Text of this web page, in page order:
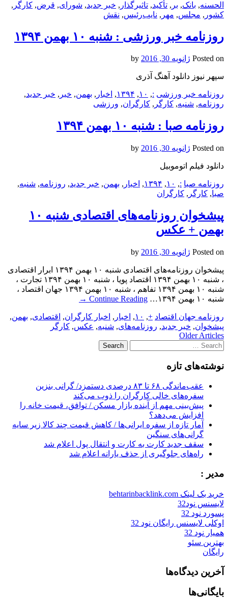
الحسنه, بانک, بر , تأکید, تاثیرگذار , خبر جدید, شورای, قرض, کارگر ,
کشور , مجلس, مهر , نایب‌رئیس, نقش
روزنامه خبر ورزشى : شنبه ۱۰ بهمن ۱۳۹۴
Posted on ژانویه 30, 2016
سپهر نیوز دانلود آهنگ آذری
روزنامه خبر ورزشى :
, ۱۰, ۱۳۹۴, اخبار , بهمن, خبر , خبر جدید,
روزنامه, شنبه, کارگر , کارگران, ورزشى
روزنامه صبا : شنبه ۱۰ بهمن ۱۳۹۴
Posted on ژانویه 30, 2016
دانلود فیلم اتوموبیل
روزنامه صبا :
, ۱۰, ۱۳۹۴, اخبار , بهمن, خبر جدید, روزنامه, شنبه,
صبا, کارگر , کارگران
پیشخوان روزنامه‌های اقتصادی شنبه ۱۰
بهمن + عکس
Posted on ژانویه 30, 2016
پیشخوان روزنامه‌های اقتصادی شنبه ۱۰ بهمن ۱۳۹۴ ابرار اقتصادی
، شنبه ۱۰ بهمن ۱۳۹۴ اقتصاد پویا ، شنبه ۱۰ بهمن ۱۳۹۴ تجارت ،
شنبه ۱۰ بهمن ۱۳۹۴ تفاهم ، شنبه ۱۰ بهمن ۱۳۹۴ جهان اقتصاد ،
شنبه ۱۰ بهمن ۱۳۹۴…
Continue Reading
→
روزنامه جهان اقتصاد +
, ۱۰, اخبار , اخبار کارگران, اقتصادی, بهمن,
پیشخوان, خبر جدید, روزنامه‌های, شنبه, عکس, کارگر
Post
navigation
Older Articles
Search
for:
نوشته‌های تازه
عقب‌ماندگی ۶۸ تا ۸۳ درصدی دستمزد/ گرانی بنزین
سفره‌های خالی کارگران را ذوب می‌کند
پیش‌بینی مهم از آینده بازار مسکن / توافق، قیمت خانه را
افزایش می‌دهد؟
آمار تازه از سفره ایرانی‌ها / کاهش قیمت چند کالا زیر سایه
گرانی‌های سنگین
سقف جدید کارت به کارت و انتقال پول اعلام شد
راه‌های جلوگیری از حذف یارانه اعلام شد
مدیر :
خرید بک لینک behtarinbacklink.com
لایسنس نود32
پسورد نود 32
اوکلی لایسنس رایگان نود 32
همیار نود 32
بهترین سئو
رایگان
آخرین دیدگاه‌ها
بایگانی‌ها